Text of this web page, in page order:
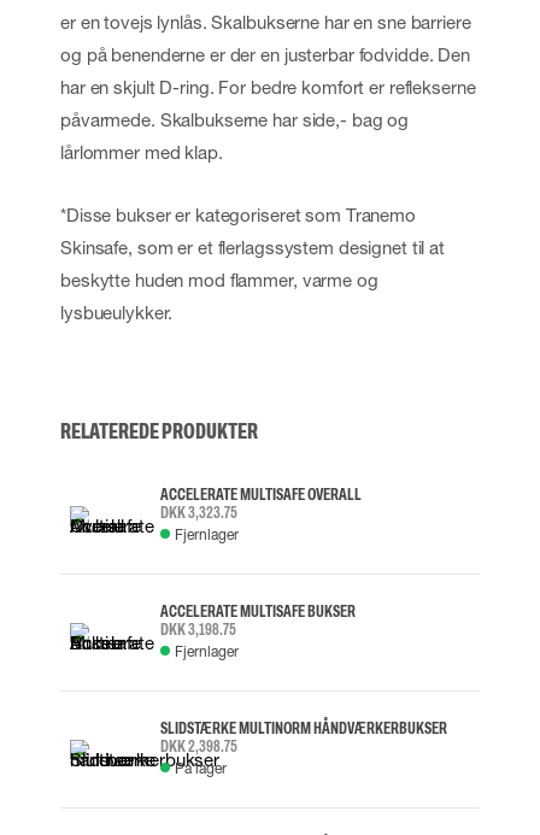
er en tovejs lynlås. Skalbukserne har en sne barriere
og på benenderne er der en justerbar fodvidde. Den
har en skjult D-ring. For bedre komfort er reflekserne
påvarmede. Skalbukserne har side,- bag og
lårlommer med klap.
*Disse bukser er kategoriseret som Tranemo
Skinsafe, som er et flerlagssystem designet til at
beskytte huden mod flammer, varme og
lysbueulykker.
RELATEREDE PRODUKTER
ACCELERATE MULTISAFE OVERALL
DKK 3,323.75
Fjernlager
ACCELERATE MULTISAFE BUKSER
DKK 3,198.75
Fjernlager
SLIDSTÆRKE MULTINORM HÅNDVÆRKERBUKSER
DKK 2,398.75
På lager